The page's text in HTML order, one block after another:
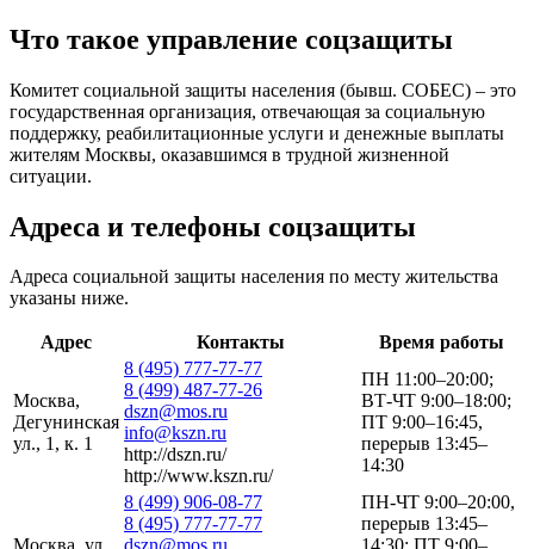
Что такое управление соцзащиты
Комитет социальной защиты населения (бывш. СОБЕС) – это
государственная организация, отвечающая за социальную
поддержку, реабилитационные услуги и денежные выплаты
жителям Москвы, оказавшимся в трудной жизненной
ситуации.
Адреса и телефоны соцзащиты
Адреса социальной защиты населения по месту жительства
указаны ниже.
Адрес Контакты Время работы
Москва,
Дегунинская
ул., 1, к. 1
8 (495) 777-77-77
8 (499) 487-77-26
dszn@mos.ru
info@kszn.ru
http://dszn.ru/
http://www.kszn.ru/
ПН 11:00–20:00;
ВТ-ЧТ 9:00–18:00;
ПТ 9:00–16:45,
перерыв 13:45–
14:30
8 (499) 906-08-77
8 (495) 777-77-77
ПН-ЧТ 9:00–20:00,
перерыв 13:45–